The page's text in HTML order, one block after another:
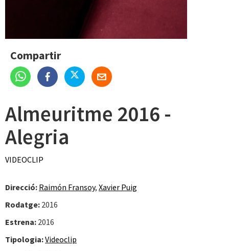
Compartir
Almeuritme 2016 -
Alegria
VIDEOCLIP
Direcció: Raimón Fransoy, Xavier Puig
Rodatge: 2016
Estrena: 2016
Tipologia:Videoclip